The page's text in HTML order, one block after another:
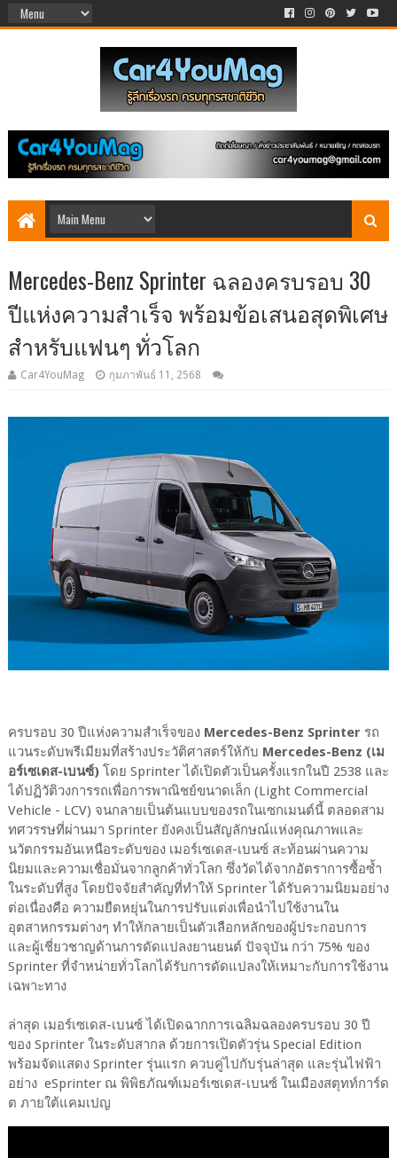
Mercedes-Benz Sprinter ฉลองครบรอบ 30
ปีแห่งความสำเร็จ พร้อมข้อเสนอสุดพิเศษ
สำหรับแฟนๆ ทั่วโลก
Car4YouMag กุมภาพันธ์ 11, 2568
ครบรอบ 30 ปีแห่งความสำเร็จของ Mercedes-Benz Sprinter รถ
แวนระดับพรีเมียมที่สร้างประวัติศาสตร์ให้กับ Mercedes-Benz (เม
อร์เซเดส-เบนซ์)โดย Sprinter ได้เปิดตัวเป็นครั้งแรกในปี 2538 และ
ได้ปฏิวัติวงการรถเพื่อการพาณิชย์ขนาดเล็ก (Light Commercial
Vehicle - LCV) จนกลายเป็นต้นแบบของรถในเซกเมนต์นี้ ตลอดสาม
ทศวรรษที่ผ่านมา Sprinter ยังคงเป็นสัญลักษณ์แห่งคุณภาพและ
นวัตกรรมอันเหนือระดับของ เมอร์เซเดส-เบนซ์ สะท้อนผ่านความ
นิยมและความเชื่อมั่นจากลูกค้าทั่วโลก ซึ่งวัดได้จากอัตราการซื้อซ้ำ
ในระดับที่สูง โดยปัจจัยสำคัญที่ทำให้ Sprinter ได้รับความนิยมอย่าง
ต่อเนื่องคือ ความยืดหยุ่นในการปรับแต่งเพื่อนำไปใช้งานใน
อุตสาหกรรมต่างๆ ทำให้กลายเป็นตัวเลือกหลักของผู้ประกอบการ
และผู้เชี่ยวชาญด้านการดัดแปลงยานยนต์ ปัจจุบัน กว่า 75% ของ
Sprinter ที่จำหน่ายทั่วโลกได้รับการดัดแปลงให้เหมาะกับการใช้งาน
เฉพาะทาง
ล่าสุด เมอร์เซเดส-เบนซ์ ได้เปิดฉากการเฉลิมฉลองครบรอบ 30 ปี
ของ Sprinter ในระดับสากล ด้วยการเปิดตัวรุ่น Special Edition
พร้อมจัดแสดง Sprinter รุ่นแรก ควบคู่ไปกับรุ่นล่าสุด และรุ่นไฟฟ้า
อย่าง eSprinter ณ พิพิธภัณฑ์เมอร์เซเดส-เบนซ์ ในเมืองสตุทท์การ์ด
ต ภายใต้แคมเปญ